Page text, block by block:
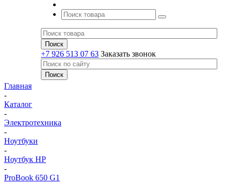
+7 926 513 07 63 Заказать звонок
Главная
-
Каталог
-
Электротехника
-
Ноутбуки
-
Ноутбук HP
-
ProBook 650 G1